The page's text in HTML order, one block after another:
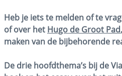
Heb je iets te melden of te
of over het Hugo de Groot Pad
maken van de bijbehorende
De drie hoofdthema’s bij de